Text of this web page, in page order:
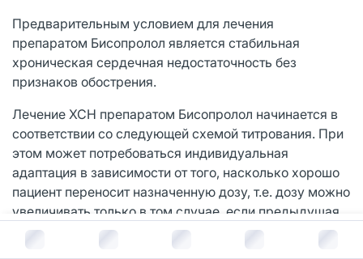
В корзину за руб.
Предварительным условием для лечения
препаратом Бисопролол является стабильная
хроническая сердечная недостаточность без
признаков обострения.
Лечение ХСН препаратом Бисопролол начинается в
соответствии со следующей схемой титрования. При
этом может потребоваться индивидуальная
адаптация в зависимости от того, насколько хорошо
пациент переносит назначенную дозу, т.е. дозу можно
увеличивать только в том случае, если предыдущая
доза хорошо переносилась.